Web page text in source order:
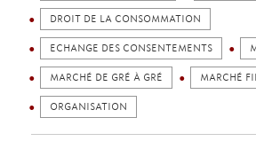
DROIT DE LA CONSOMMATION
ECHANGE DES CONSENTEMENTS
MARCHÉ DE GRÉ À GRÉ MARCHÉ
ORGANISATION